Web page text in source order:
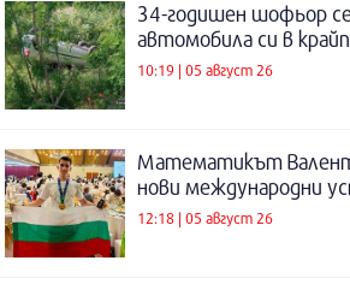
34-годишен шофьор
автомобила си в
10:19 | 05 август 26
Математикът
нови международни
12:18 | 05 август 26